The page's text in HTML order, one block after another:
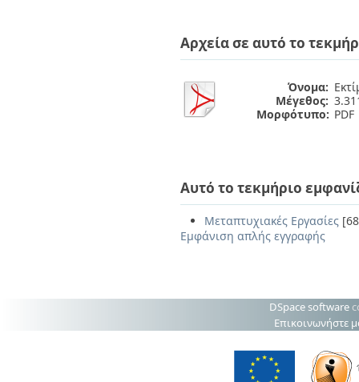
Αρχεία σε αυτό το
Όνομα:
Μέγεθος:
Μορφότυπο: PDF
Αυτό το τεκμήριο
Μεταπτυχιακές Εργασίες
Εμφάνιση απλής εγγραφής
DSpace software
Επικοινωνήστε